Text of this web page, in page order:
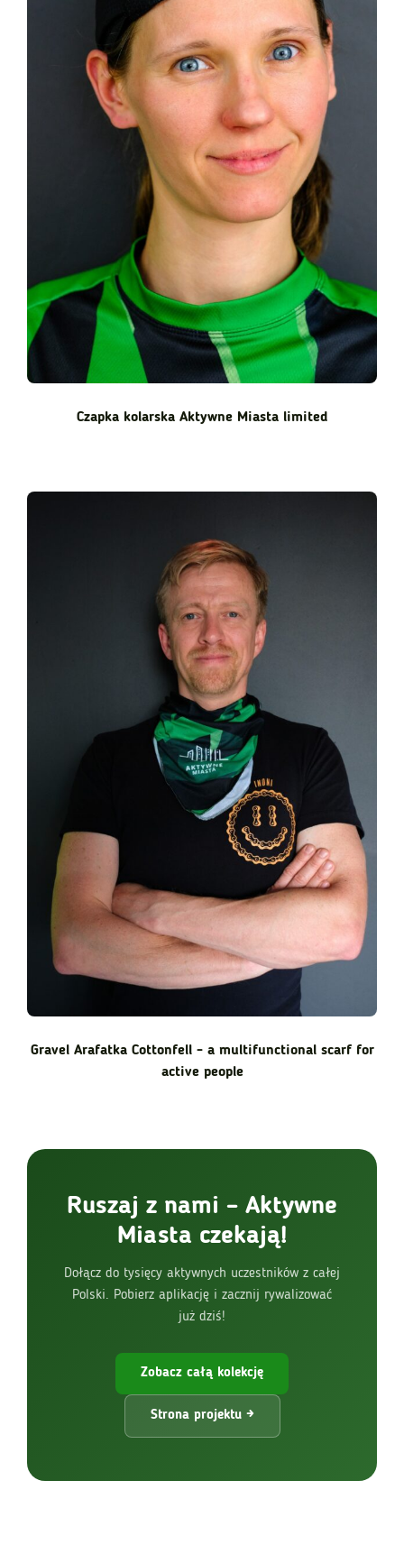
Czapka kolarska Aktywne Miasta limited
Gravel Arafatka Cottonfell - a multifunctional scarf for
active people
Ruszaj z nami – Aktywne
Miasta czekają!
Dołącz do tysięcy aktywnych uczestników z całej
Polski. Pobierz aplikację i zacznij rywalizować
już dziś!
Zobacz całą kolekcję
Strona projektu →